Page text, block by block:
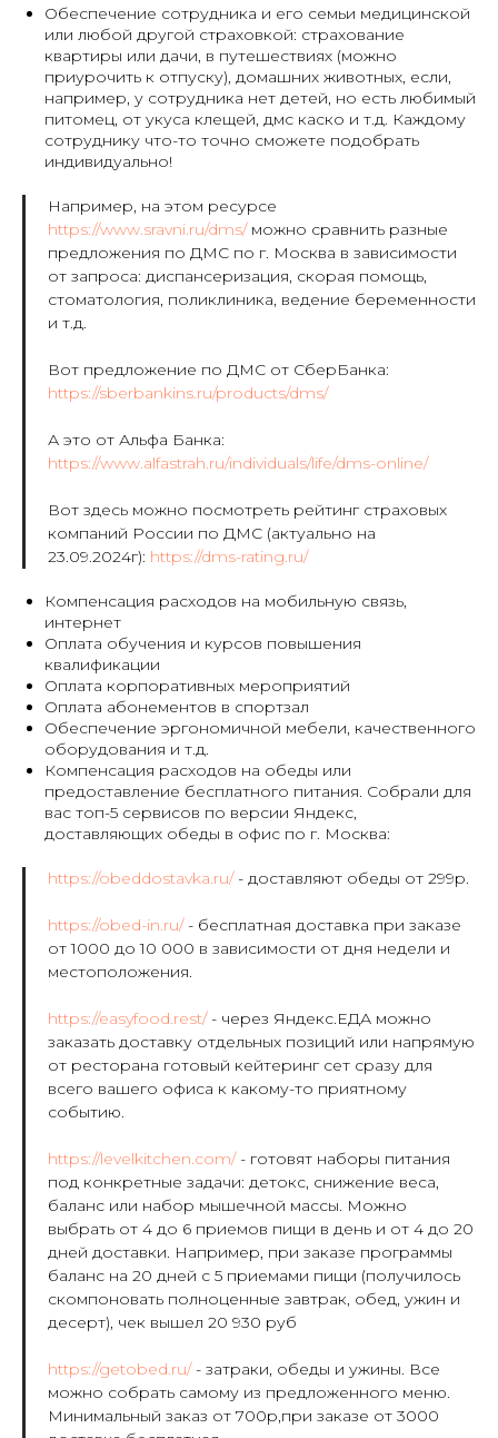
Обеспечение сотрудника и его семьи медицинской
или любой другой страховкой: страхование
квартиры или дачи, в путешествиях (можно
приурочить к отпуску), домашних животных, если,
например, у сотрудника нет детей, но есть любимый
питомец, от укуса клещей, дмс каско и т.д. Каждому
сотруднику что-то точно сможете подобрать
индивидуально!
Например, на этом ресурсе
https://www.sravni.ru/dms/можно сравнить разные
предложения по ДМС по г. Москва в зависимости
от запроса: диспансеризация, скорая помощь,
стоматология, поликлиника, ведение беременности
и т.д.
Вот предложение по ДМС от СберБанка:
https://sberbankins.ru/products/dms/
А это от Альфа Банка:
https://www.alfastrah.ru/individuals/life/dms-online/
Вот здесь можно посмотреть рейтинг страховых
компаний России по ДМС (актуально на
23.09.2024г): https://dms-rating.ru/
Компенсация расходов на мобильную связь,
интернет
Оплата обучения и курсов повышения
квалификации
Оплата корпоративных мероприятий
Оплата абонементов в спортзал
Обеспечение эргономичной мебели, качественного
оборудования и т.д.
Компенсация расходов на обеды или
предоставление бесплатного питания. Собрали для
вас топ-5 сервисов по версии Яндекс,
доставляющих обеды в офис по г. Москва:
https://obeddostavka.ru/- доставляют обеды от 299р.
https://obed-in.ru/- бесплатная доставка при заказе
от 1000 до 10 000 в зависимости от дня недели и
местоположения.
https://easyfood.rest/- через Яндекс.ЕДА можно
заказать доставку отдельных позиций или напрямую
от ресторана готовый кейтеринг сет сразу для
всего вашего офиса к какому-то приятному
событию.
https://levelkitchen.com/- готовят наборы питания
под конкретные задачи: детокс, снижение веса,
баланс или набор мышечной массы. Можно
выбрать от 4 до 6 приемов пищи в день и от 4 до 20
дней доставки. Например, при заказе программы
баланс на 20 дней с 5 приемами пищи (получилось
скомпоновать полноценные завтрак, обед, ужин и
десерт), чек вышел 20 930 руб
https://getobed.ru/- затраки, обеды и ужины. Все
можно собрать самому из предложенного меню.
Минимальный заказ от 700р,при заказе от 3000